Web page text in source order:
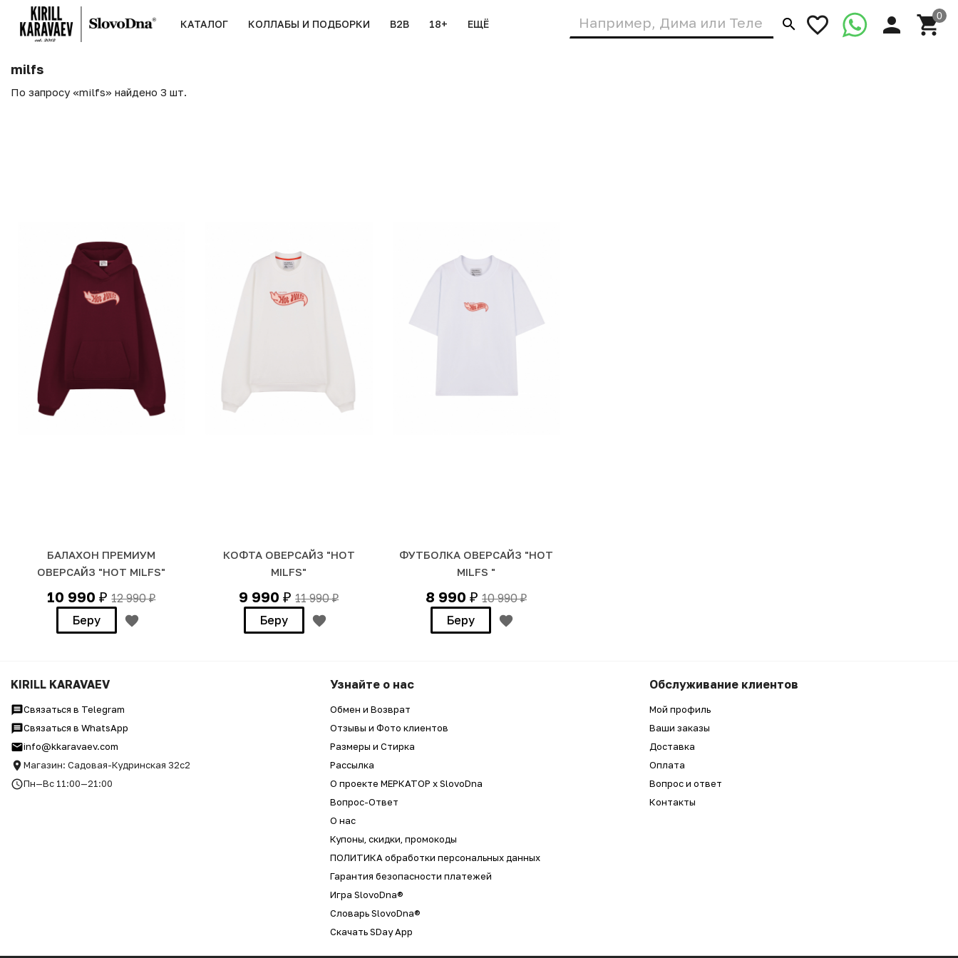
КАТАЛОГ КОЛЛАБЫ И ПОДБОРКИ B2B 18+ ЕЩЁ
milfs
По запросу «milfs» найдено 3 шт.
БАЛАХОН ПРЕМИУМ
ОВЕРСАЙЗ "HOT MILFS"
10 990₽ 12 990₽
Беру
КОФТА ОВЕРСАЙЗ "HOT
MILFS"
9 990₽ 11 990₽
Беру
ФУТБОЛКА ОВЕРСАЙЗ "HOT
MILFS "
8 990 ₽ 10 990₽
Беру
KIRILL KARAVAEV
Связаться в Telegram
Связаться в WhatsApp
info@kkaravaev.com
Магазин: Садовая-Кудринская 32с2
Пн—Вс 11:00—21:00
Узнайте о нас
Обмен и Возврат
Отзывы и Фото клиентов
Размеры и Стирка
Рассылка
О проекте МЕРКАТОР x SlovoDna
Вопрос-Ответ
О нас
Купоны, скидки, промокоды
ПОЛИТИКА обработки персональных данных
Гарантия безопасности платежей
Игра SlovoDna®
Словарь SlovoDna®
Скачать SDay App
Обслуживание клиентов
Мой профиль
Ваши заказы
Доставка
Оплата
Вопрос и ответ
Контакты